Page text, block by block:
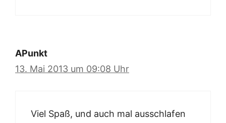
APunkt
13. Mai 2013 um 09:08 Uhr
Viel Spaß, und auch mal ausschlafen